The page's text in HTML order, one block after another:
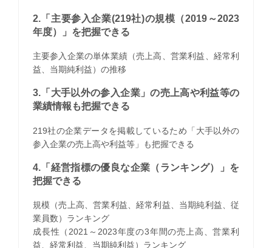
2.「主要参入企業(219社)の規模（2019～2023
年度）」を把握できる
主要参入企業の単体業績（売上高、営業利益、経常利
益、当期純利益）の推移
3.「大手以外の参入企業」の売上高や利益等の
業績情報も把握できる
219社の企業データを掲載しているため「大手以外の
参入企業の売上高や利益等」も把握できる
4.「経営指標の優良な企業（ランキング）」を
把握できる
規模（売上高、営業利益、経常利益、当期純利益、従
業員数）ランキング
成長性（2021～2023年度の3年間の売上高、営業利
益、経常利益、当期純利益）ランキング